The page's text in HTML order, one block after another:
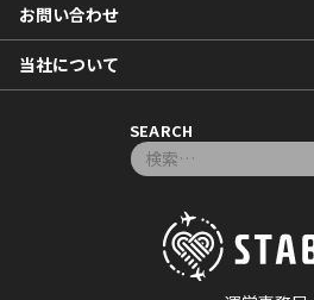
お問い合わせ
当社について
SEARCH
検索対象: